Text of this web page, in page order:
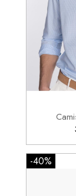

-40%